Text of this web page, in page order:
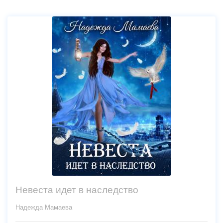
Невеста идет в наследство
Надежда Мамаева